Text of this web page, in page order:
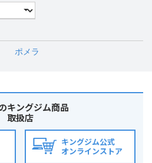
ポメラ
キングジム商品
取扱店
キングジム公式
オンラインストア